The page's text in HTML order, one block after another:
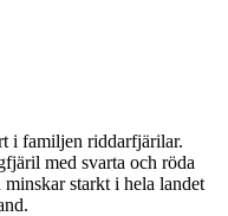
i familjen riddarfjärilar.
med svarta och röda
starkt i hela landet